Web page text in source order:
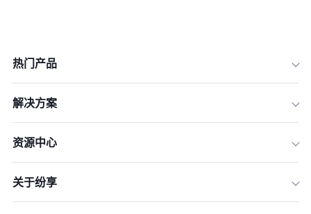
5.强化订单与交付管理
热门产品
解决方案
资源中心
关于纷享